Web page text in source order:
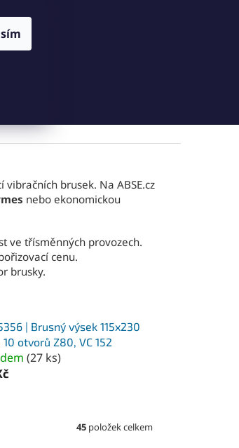
brusek. Na ABSE.cz
nebo ekonomickou
ve třísměnných provozech.
cenu.
brusky.
| Brusný výsek 115x230
10 otvorů Z80, VC 152
(27 ks)
45 položek celkem